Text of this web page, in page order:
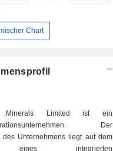
Chart
Minerals Limited ist ein
Der
des Unternehmens liegt auf dem
eines integrierten